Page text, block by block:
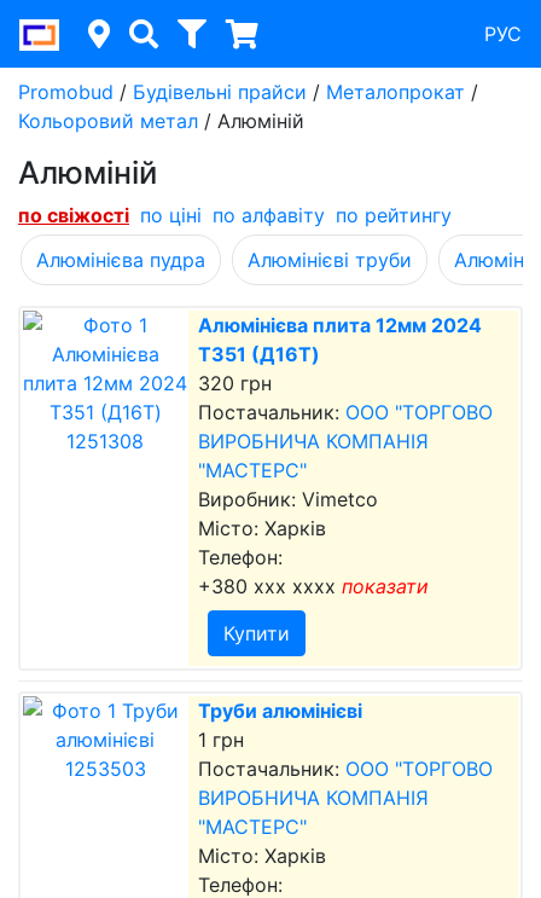
РУС
Promobud / Будівельні прайси / Металопрокат /
Кольоровий метал / Алюміній
Алюміній
по свіжості по ціні по алфавіту по рейтингу
Алюмінієва пудра
Алюмінієві труби
Алюмінієва плита 12мм 2024
T351 (Д16Т)
320 грн
Постачальник: ООО "ТОРГОВО
ВИРОБНИЧА КОМПАНІЯ
"МАСТЕРС"
Виробник: Vimetco
Місто: Харків
Телефон:
+380 xxx xxxx показати
Купити
Труби алюмінієві
1 грн
Постачальник: ООО "ТОРГОВО
ВИРОБНИЧА КОМПАНІЯ
"МАСТЕРС"
Місто: Харків
Телефон: